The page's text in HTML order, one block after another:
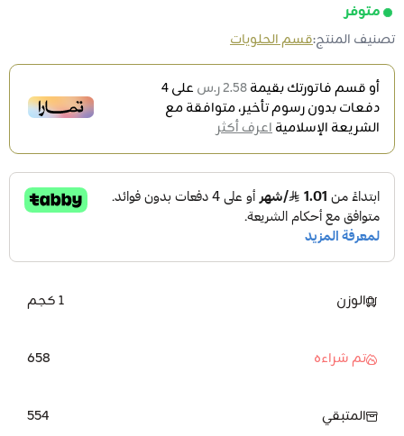
متوفر
تصنيف المنتج:قسم الحلويات
أو قسم فاتورتك بقيمة2.58 ر.س على4
دفعات بدون رسوم تأخير، متوافقة مع
الشريعة الإسلاميةاعرف أكثر
الوزن 1 كجم
تم شراءه 658
المتبقي 554